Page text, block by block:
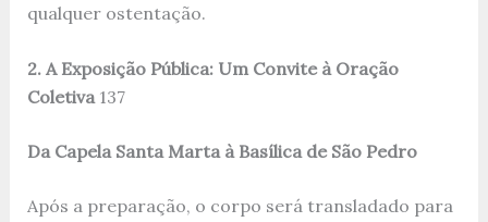
qualquer ostentação.
2. A Exposição Pública: Um Convite à Oração
Coletiva 137
Da Capela Santa Marta à Basílica de São Pedro
Após a preparação, o corpo será transladado para